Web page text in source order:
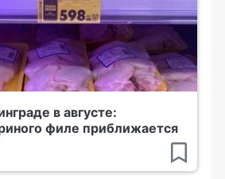
в августе:
филе приближается